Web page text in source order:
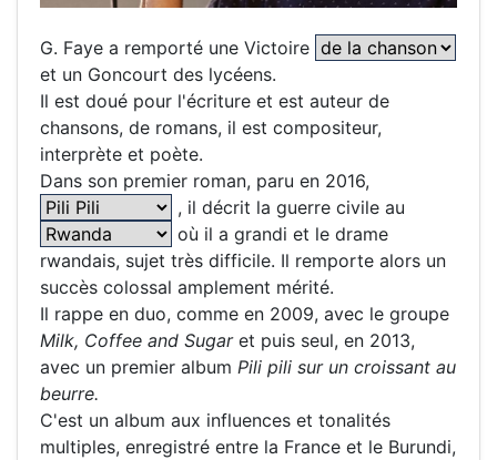
G. Faye a remporté une Victoire
et un Goncourt des lycéens.
Il est doué pour l'écriture et est auteur de
chansons, de romans, il est compositeur,
interprète et poète.
Dans son premier roman, paru en 2016,
, il décrit la guerre civile au
où il a grandi et le drame
rwandais, sujet très difficile. Il remporte alors un
succès colossal amplement mérité.
Il rappe en duo, comme en 2009, avec le groupe
Milk, Coffee and Sugaret puis seul, en 2013,
avec un premier album Pili pili sur un croissant au
beurre.
C'est un album aux influences et tonalités
multiples, enregistré entre la France et le Burundi,